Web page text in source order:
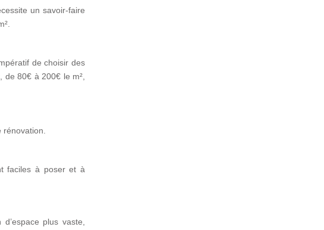
un savoir-faire
de choisir des
de 80€ à 200€ le m²,
faciles à poser et à
plus vaste,